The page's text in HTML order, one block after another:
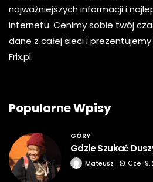
najważniejszych informacji i
internetu. Cenimy sobie twój
dane z całej sieci i
Frix.pl.
Popularne Wpisy
GÓRY
Gdzie Szukać
Mateusz Cze 19,